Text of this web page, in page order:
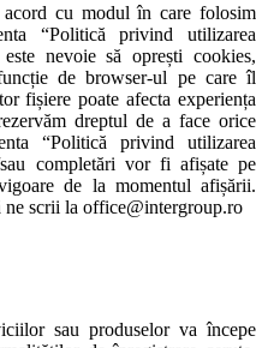
cu modul în care folosim
“Politică privind utilizarea
nevoie să oprești cookies,
de browser-ul pe care îl
fișiere poate afecta experiența
dreptul de a face orice
“Politică privind utilizarea
completări vor fi afișate pe
de la momentul afișării.
ne scrii la office@intergroup.ro
sau produselor va începe